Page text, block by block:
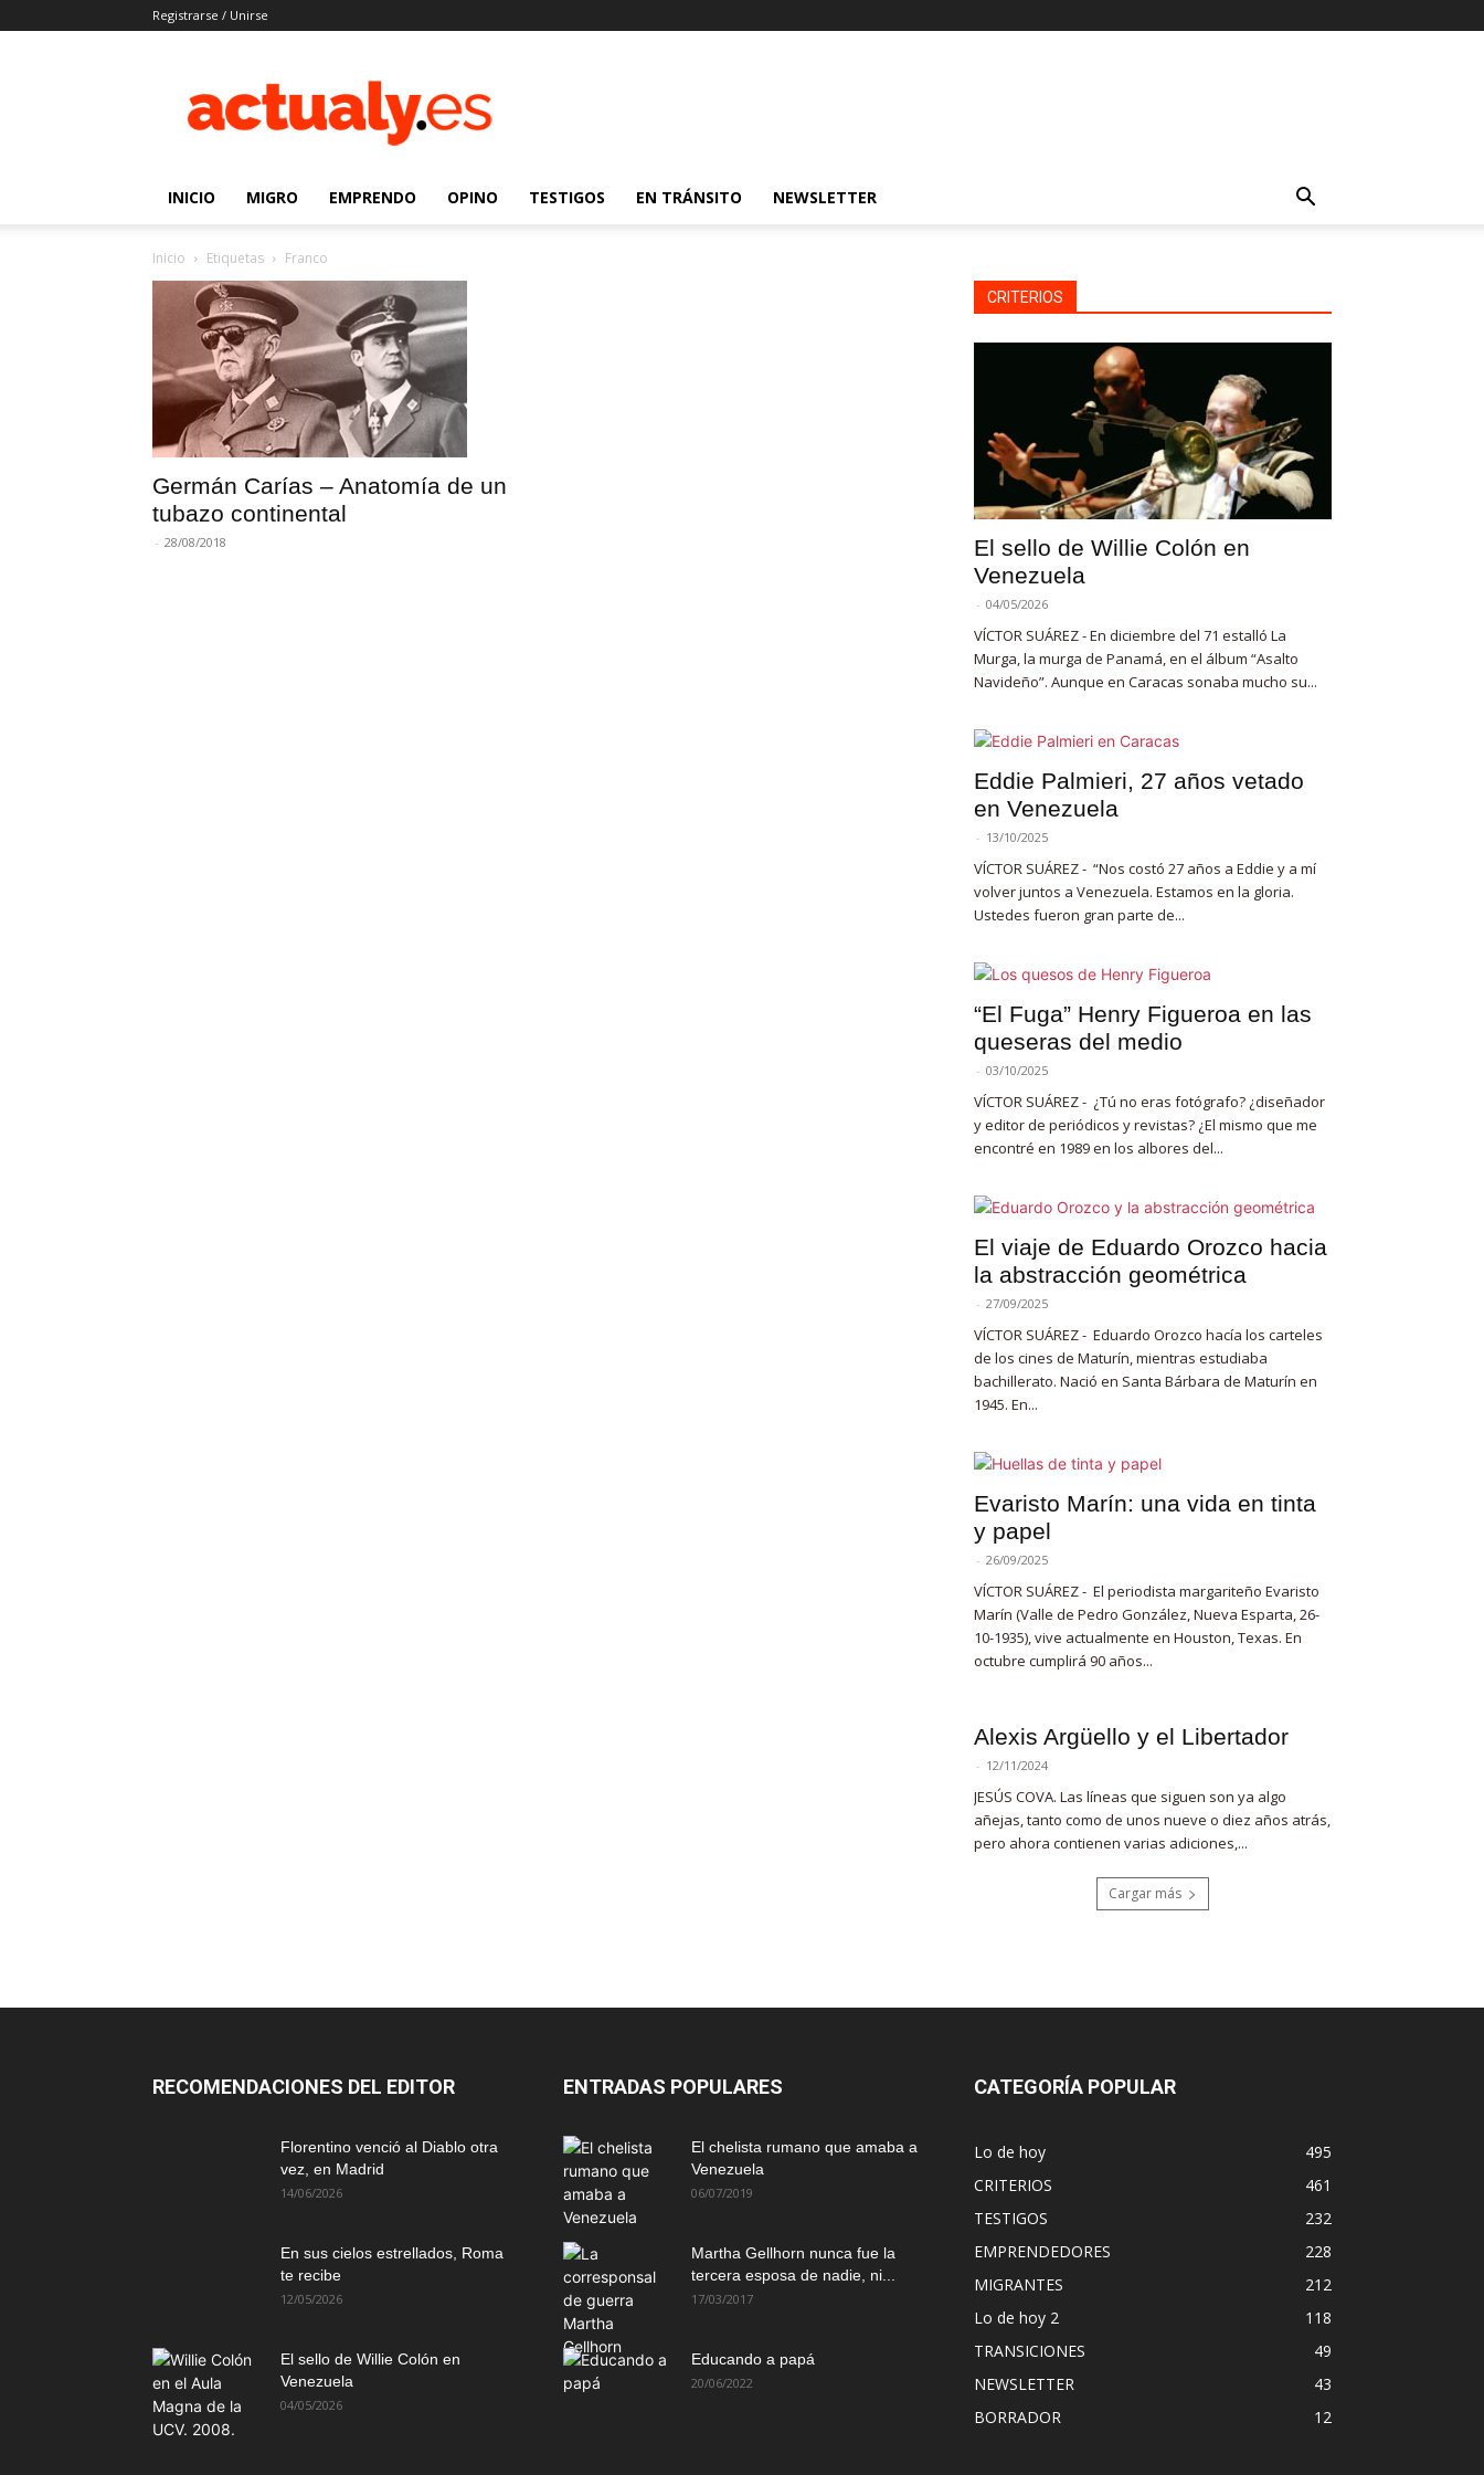
Registrarse / Unirse
|
Noticias
venezolanos
INICIO MIGRO EMPRENDO OPINO TESTIGOS EN TRÁNSITO NEWSLETTER
Inicio Etiquetas Franco
Germán Carías – Anatomía de un
tubazo continental
- 28/08/2018
CRITERIOS
El sello de Willie Colón en
Venezuela
- 04/05/2026
VÍCTOR SUÁREZ - En diciembre del 71 estalló La
Murga, la murga de Panamá, en el álbum “Asalto
Navideño”. Aunque en Caracas sonaba mucho su...
Eddie Palmieri, 27 años vetado
en Venezuela
- 13/10/2025
VÍCTOR SUÁREZ - “Nos costó 27 años a Eddie y a mí
volver juntos a Venezuela. Estamos en la gloria.
Ustedes fueron gran parte de...
“El Fuga” Henry Figueroa en las
queseras del medio
- 03/10/2025
VÍCTOR SUÁREZ - ¿Tú no eras fotógrafo? ¿diseñador
y editor de periódicos y revistas? ¿El mismo que me
encontré en 1989 en los albores del...
El viaje de Eduardo Orozco hacia
la abstracción geométrica
- 27/09/2025
VÍCTOR SUÁREZ - Eduardo Orozco hacía los carteles
de los cines de Maturín, mientras estudiaba
bachillerato. Nació en Santa Bárbara de Maturín en
1945. En...
Evaristo Marín: una vida en tinta
y papel
- 26/09/2025
VÍCTOR SUÁREZ - El periodista margariteño Evaristo
Marín (Valle de Pedro González, Nueva Esparta, 26-
10-1935), vive actualmente en Houston, Texas. En
octubre cumplirá 90 años...
Alexis Argüello y el Libertador
- 12/11/2024
JESÚS COVA. Las líneas que siguen son ya algo
añejas, tanto como de unos nueve o diez años atrás,
pero ahora contienen varias adiciones,...
Cargar más
RECOMENDACIONES DEL EDITOR
Florentino venció al Diablo otra
vez, en Madrid
14/06/2026
En sus cielos estrellados, Roma
te recibe
12/05/2026
El sello de Willie Colón en
Venezuela
04/05/2026
ENTRADAS POPULARES
El chelista rumano que amaba a
Venezuela
06/07/2019
Martha Gellhorn nunca fue la
tercera esposa de nadie, ni...
17/03/2017
Educando a papá
20/06/2022
CATEGORÍA POPULAR
Lo de hoy
495
CRITERIOS
461
TESTIGOS
232
EMPRENDEDORES
228
MIGRANTES
212
Lo de hoy 2
118
TRANSICIONES
49
NEWSLETTER
43
BORRADOR
12